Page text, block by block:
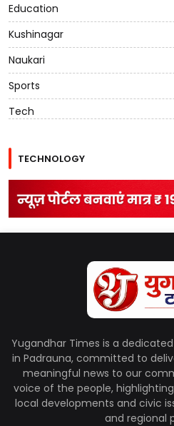
Education
Kushinagar
Naukari
Sports
Tech
TECHNOLOGY
Yugandhar Times is a
in Padrauna, committed to
meaningful news to our
voice of the people,
local developments and civic
and regional